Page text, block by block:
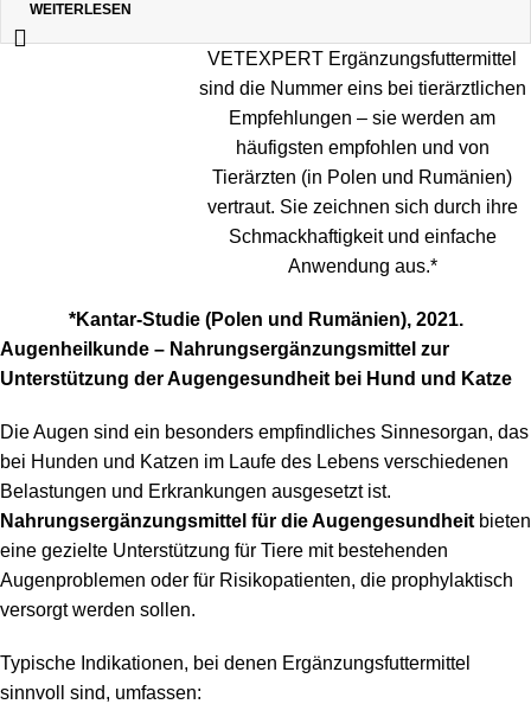
WEITERLESEN
VETEXPERT Ergänzungsfuttermittel
sind die Nummer eins bei tierärztlichen
Empfehlungen – sie werden am
häufigsten empfohlen und von
Tierärzten (in Polen und Rumänien)
vertraut. Sie zeichnen sich durch ihre
Schmackhaftigkeit und einfache
Anwendung aus.*
*Kantar-Studie (Polen und Rumänien), 2021.
Augenheilkunde – Nahrungsergänzungsmittel zur
Unterstützung der Augengesundheit bei Hund und Katze
Die Augen sind ein besonders empfindliches Sinnesorgan, das
bei Hunden und Katzen im Laufe des Lebens verschiedenen
Belastungen und Erkrankungen ausgesetzt ist.
Nahrungsergänzungsmittel für die Augengesundheit bieten
eine gezielte Unterstützung für Tiere mit bestehenden
Augenproblemen oder für Risikopatienten, die prophylaktisch
versorgt werden sollen.
Typische Indikationen, bei denen Ergänzungsfuttermittel
sinnvoll sind, umfassen: